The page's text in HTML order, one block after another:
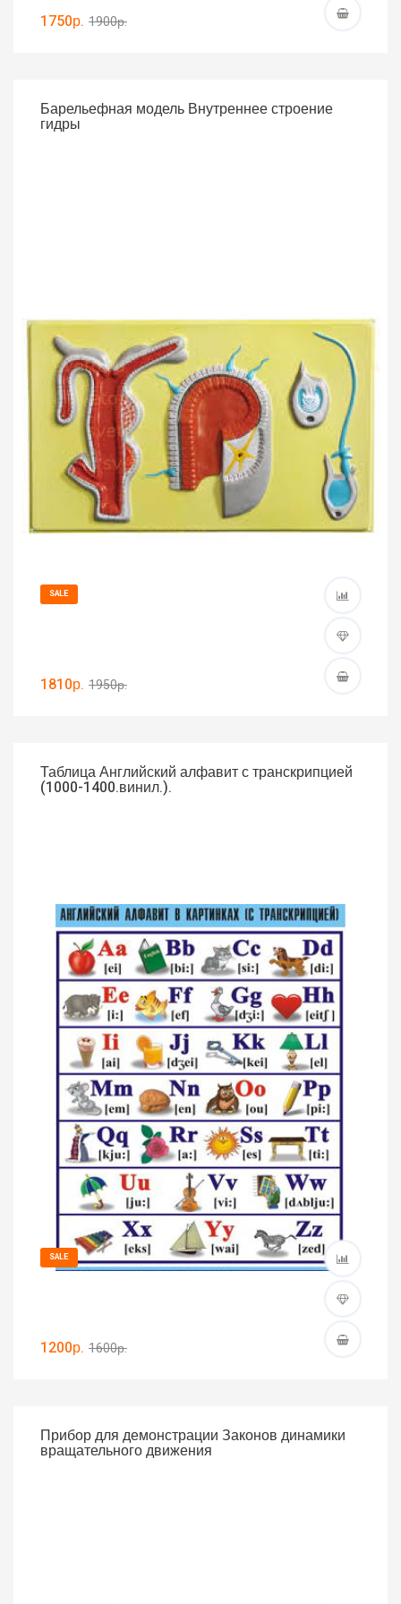
1750р. 1900р.
Барельефная модель Внутреннее строение
гидры
SALE
1810р. 1950р.
Таблица Английский алфавит с транскрипцией
(1000-1400.винил.).
SALE
1200р. 1600р.
Прибор для демонстрации Законов динамики
вращательного движения